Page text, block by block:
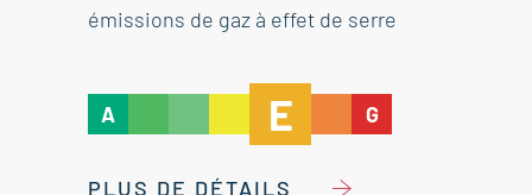
émissions de gaz à effet de serre
A E G
PLUS DE DÉTAILS